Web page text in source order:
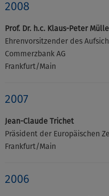
2008
Prof. Dr. h.c. Klaus-Peter
Ehrenvorsitzender des
Commerzbank AG
Frankfurt/Main
2007
Jean-Claude Trichet
Präsident der Europäischen
Frankfurt/Main
2006